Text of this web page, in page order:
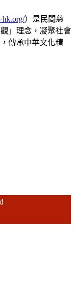
hk.org/）是民間慈
」理念，凝聚社會
傳承中華文化精